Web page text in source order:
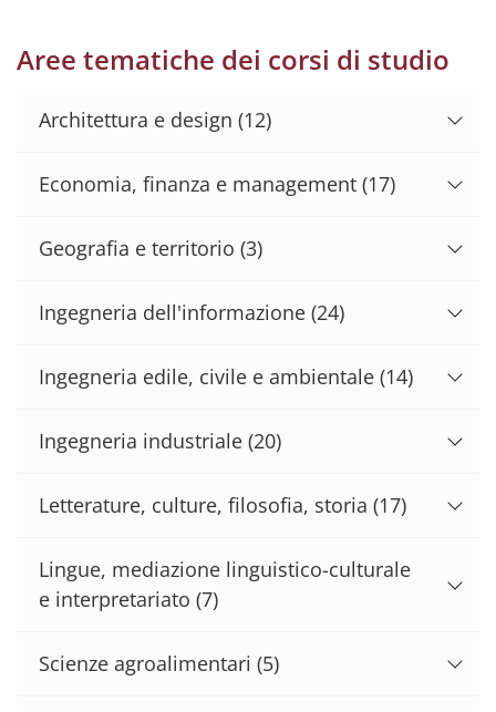
Aree tematiche dei corsi di studio
Architettura e design (12)
Economia, finanza e management (17)
Geografia e territorio (3)
Ingegneria dell'informazione (24)
Ingegneria edile, civile e ambientale (14)
Ingegneria industriale (20)
Letterature, culture, filosofia, storia (17)
Lingue, mediazione linguistico-culturale
e interpretariato (7)
Scienze agroalimentari (5)